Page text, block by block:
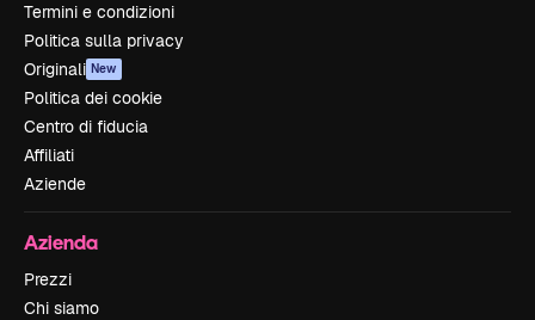
Termini e condizioni
Politica sulla privacy
Originali New
Politica dei cookie
Centro di fiducia
Affiliati
Aziende
Azienda
Prezzi
Chi siamo